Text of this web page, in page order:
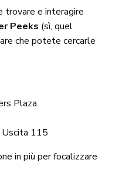
trovare e interagire
Peeks (sì, quel
che potete cercarle
Plaza
Uscita 115
in più per focalizzare